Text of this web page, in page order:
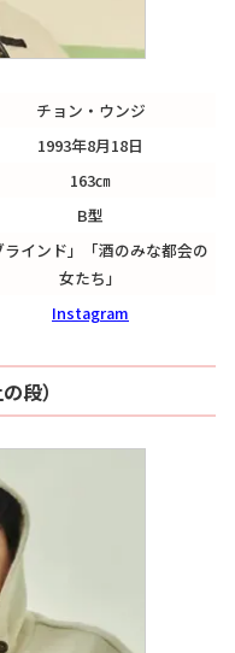
チョン・ウンジ
1993年8月18日
163㎝
B型
ラインド」「酒のみな都会の
女たち」
Instagram
段）